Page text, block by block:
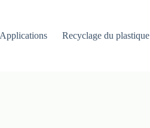
Applications Recyclage du plastique